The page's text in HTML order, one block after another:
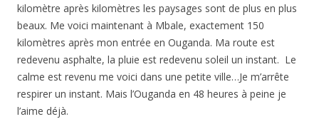
kilomètre après kilomètres les paysages sont de plus en plus
beaux. Me voici maintenant à Mbale, exactement 150
kilomètres après mon entrée en Ouganda. Ma route est
redevenu asphalte, la pluie est redevenu soleil un instant. Le
calme est revenu me voici dans une petite ville…Je m’arrête
respirer un instant. Mais l’Ouganda en 48 heures à peine je
l’aime déjà.